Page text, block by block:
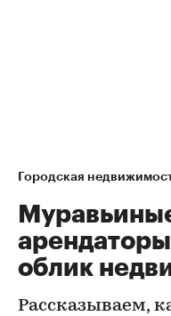
Городская
облик
Рассказываем,